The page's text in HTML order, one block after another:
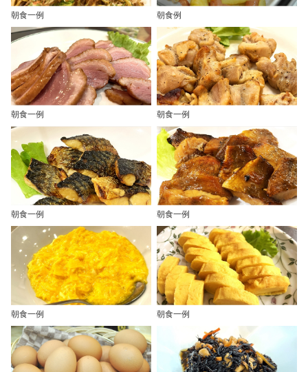
朝食一例 朝食例
朝食一例 朝食一例
朝食一例 朝食一例
朝食一例 朝食一例